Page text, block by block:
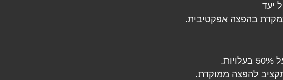
יעד
בהפצה אפקטיבית.
להפצה ממוקדת.